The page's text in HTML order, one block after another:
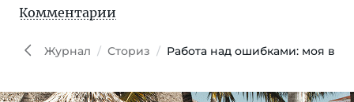
Комментарии
Журнал Сториз Работа над ошибками: моя